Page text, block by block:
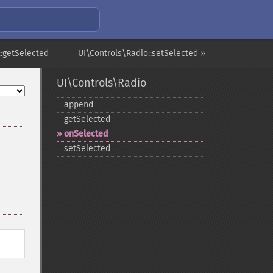
UI\Controls\Radio::setSelected »
UI\Controls\Radio
append
getSelected
onSelected
setSelected